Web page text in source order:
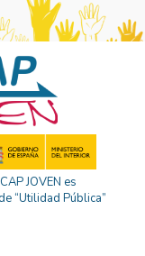
JOVEN es
“Utilidad Pública”